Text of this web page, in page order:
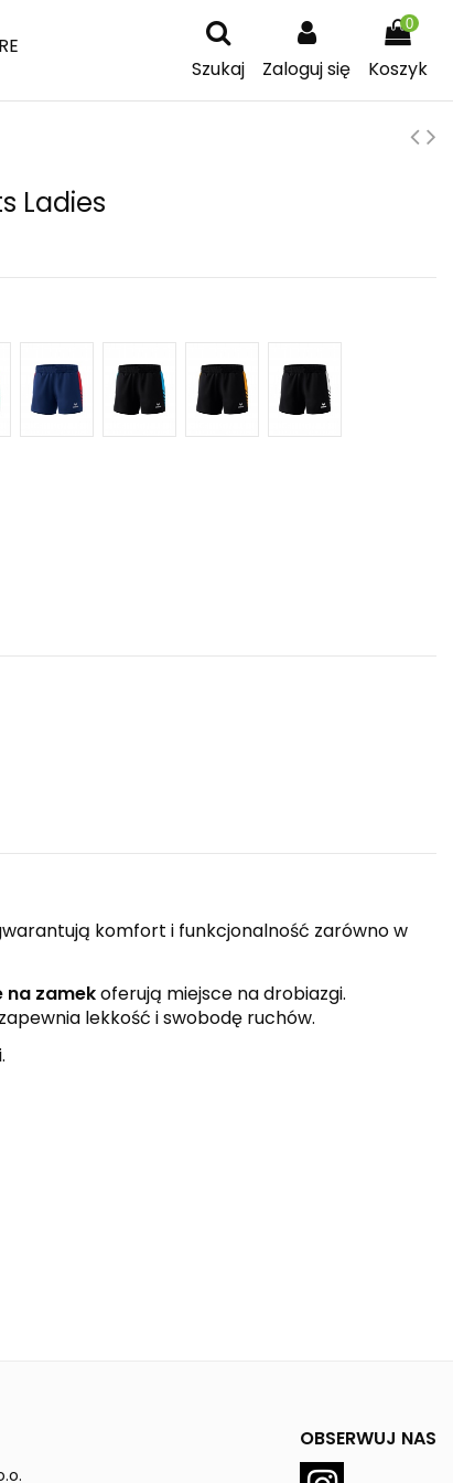
Szukaj
Zaloguj się
0
Koszyk
Ladies
komfort i funkcjonalność zarówno w
na zamekoferują miejsce na drobiazgi.
lekkość i swobodę ruchów.
OBSERWUJ NAS